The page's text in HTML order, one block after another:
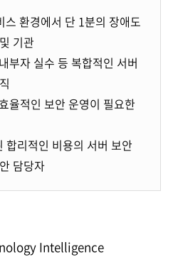
스 환경에서 단 1분의 장애도
기관
부자 실수 등 복합적인 서버
율적인 보안 운영이 필요한
합리적인 비용의 서버 보안
담당자
Intelligence